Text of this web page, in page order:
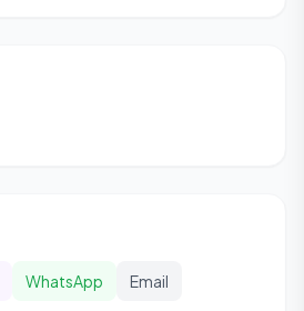
WhatsApp Email